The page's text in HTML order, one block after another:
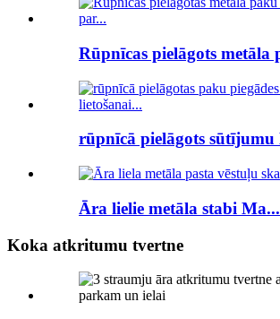
Rūpnīcas pielāgots metāla
rūpnīcā pielāgots sūtījumu
Āra lielie metāla stabi Ma...
Koka atkritumu tvertne